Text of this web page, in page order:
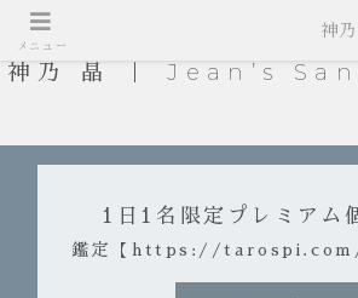
神乃 晶 ｜ Jean’s
1日1名限定プレミアム
鑑定【https://
メニュー
神